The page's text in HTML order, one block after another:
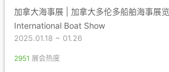
加拿大海事展 | 加拿大多伦多船舶海事展
International Boat Show
2025.01.18 ~ 01.26
2951 展会热度